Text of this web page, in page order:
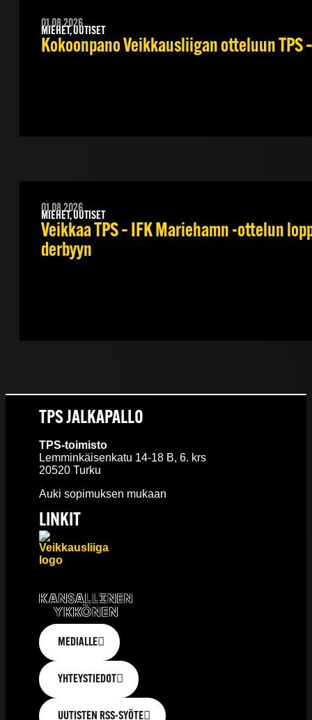
01.08.2026
MIEHET, UUTISET
Kokoonpano Veikkausliigan otteluun TPS
01.08.2026
MIEHET, UUTISET
Veikkaa TPS – IFK Mariehamn -ottelun
derbyyn
TPS JALKAPALLO
TPS-toimisto
Lemminkäisenkatu 14-18 B, 6. krs
20520 Turku
Auki sopimuksen mukaan
LINKIT
MEDIALLE
YHTEYSTIEDOT
UUTISTEN RSS-SYÖTE